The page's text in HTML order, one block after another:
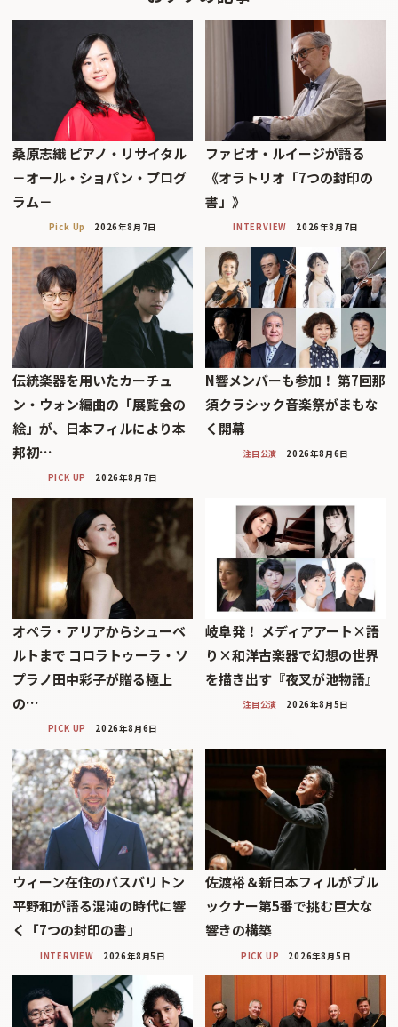
桑原志織 ピアノ・リサイタル
－オール・ショパン・プログ
ラム－
Pick Up 2026年8月7日
ファビオ・ルイージが語る
《オラトリオ「7つの封印の
書」》
INTERVIEW 2026年8月7日
伝統楽器を用いたカーチュ
ン・ウォン編曲の「展覧会の
絵」が、日本フィルにより本
邦初…
PICK UP 2026年8月7日
N響メンバーも参加！ 第7回那
須クラシック音楽祭がまもな
く開幕
注目公演 2026年8月6日
オペラ・アリアからシューベ
ルトまで コロラトゥーラ・ソ
プラノ田中彩子が贈る極上
の…
PICK UP 2026年8月6日
岐阜発！ メディアアート×語
り×和洋古楽器で幻想の世界
を描き出す『夜叉が池物語』
注目公演 2026年8月5日
ウィーン在住のバスバリトン
平野和が語る混沌の時代に響
く「7つの封印の書」
INTERVIEW 2026年8月5日
佐渡裕＆新日本フィルがブル
ックナー第5番で挑む巨大な
響きの構築
PICK UP 2026年8月5日